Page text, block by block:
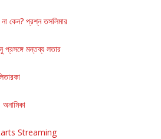
না কেন? প্রশ্ন তসলিমার
প্রসঙ্গে মন্তব্য লতার
Streaming